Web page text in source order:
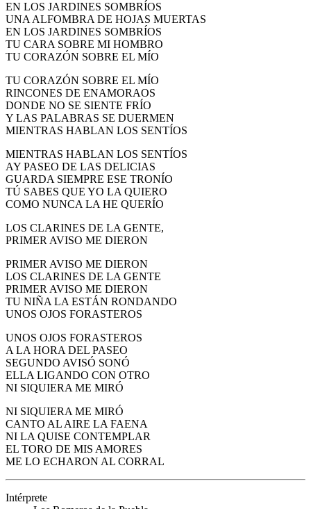
EN LOS JARDINES SOMBRÍOS
UNA ALFOMBRA DE HOJAS MUERTAS
EN LOS JARDINES SOMBRÍOS
TU CARA SOBRE MI HOMBRO
TU CORAZÓN SOBRE EL MÍO
TU CORAZÓN SOBRE EL MÍO
RINCONES DE ENAMORAOS
DONDE NO SE SIENTE FRÍO
Y LAS PALABRAS SE DUERMEN
MIENTRAS HABLAN LOS SENTÍOS
MIENTRAS HABLAN LOS SENTÍOS
AY PASEO DE LAS DELICIAS
GUARDA SIEMPRE ESE TRONÍO
TÚ SABES QUE YO LA QUIERO
COMO NUNCA LA HE QUERÍO
LOS CLARINES DE LA GENTE,
PRIMER AVISO ME DIERON
PRIMER AVISO ME DIERON
LOS CLARINES DE LA GENTE
PRIMER AVISO ME DIERON
TU NIÑA LA ESTÁN RONDANDO
UNOS OJOS FORASTEROS
UNOS OJOS FORASTEROS
A LA HORA DEL PASEO
SEGUNDO AVISÓ SONÓ
ELLA LIGANDO CON OTRO
NI SIQUIERA ME MIRÓ
NI SIQUIERA ME MIRÓ
CANTO AL AIRE LA FAENA
NI LA QUISE CONTEMPLAR
EL TORO DE MIS AMORES
ME LO ECHARON AL CORRAL
Intérprete